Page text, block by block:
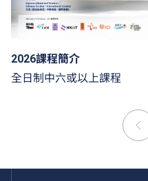
2026課程簡介
全日制中六或以上課程